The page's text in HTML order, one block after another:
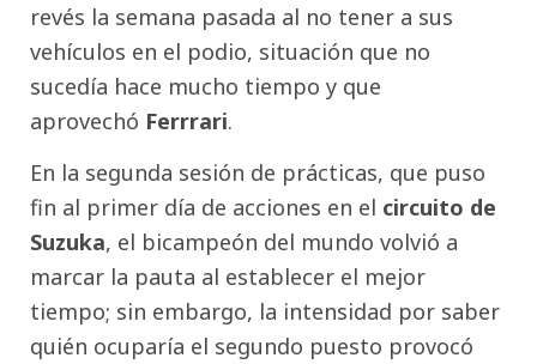
revés la semana pasada al no tener a sus
vehículos en el podio, situación que no
sucedía hace mucho tiempo y que
aprovechó Ferrrari.
En la segunda sesión de prácticas, que puso
fin al primer día de acciones en el circuito de
Suzuka, el bicampeón del mundo volvió a
marcar la pauta al establecer el mejor
tiempo; sin embargo, la intensidad por saber
quién ocuparía el segundo puesto provocó